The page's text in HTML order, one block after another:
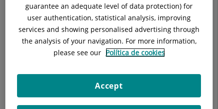
guarantee an adequate level of data protection) for
user authentication, statistical analysis, improving
services and showing personalised advertising through
the analysis of your navigation. For more information,
please see our Política de cookies
Accept